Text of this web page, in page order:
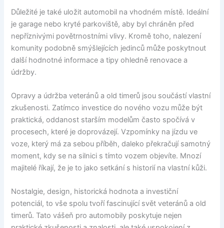
Důležité je také uložit automobil na vhodném místě. Ideální
je garage nebo kryté parkoviště, aby byl chráněn před
nepříznivými povětrnostními vlivy. Kromě toho, nalezení
komunity podobně smýšlejících jedinců může poskytnout
další hodnotné informace a tipy ohledně renovace a
údržby.
Opravy a údržba veteránů a old timerů jsou součástí vlastní
zkušenosti. Zatímco investice do nového vozu může být
praktická, oddanost starším modelům často spočívá v
procesech, které je doprovázejí. Vzpomínky na jízdu ve
voze, který má za sebou příběh, daleko překračují samotný
moment, kdy se na silnici s tímto vozem objevíte. Mnozí
majitelé říkají, že je to jako setkání s historií na vlastní kůži.
Nostalgie, design, historická hodnota a investiční
potenciál, to vše spolu tvoří fascinující svět veteránů a old
timerů. Tato vášeň pro automobily poskytuje nejen